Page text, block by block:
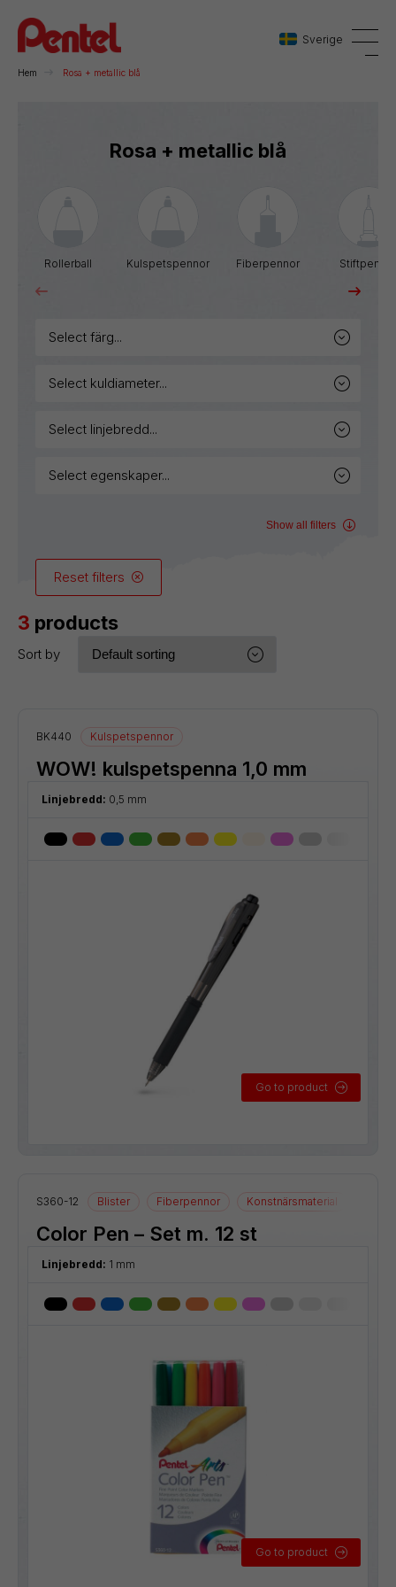
Sverige
Hem Rosa + metallic blå
Rosa + metallic blå
Rollerball Kulspetspennor Fiberpennor
select färg...
select kuldiameter...
select linjebredd...
select egenskaper...
Show all filters
Reset filters
3 products
Sort by
BK440 Kulspetspennor
WOW! kulspetspenna 1,0 mm
Linjebredd: 0,5 mm
Go to product
S360-12 Blister Fiberpennor Konstnärsmaterial
Color Pen – Set m. 12 st
Linjebredd: 1 mm
Go to product